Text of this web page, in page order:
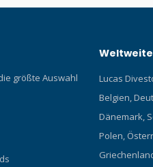
größte Auswahl
Lucas
Belgien,
Dänemark,
Polen,